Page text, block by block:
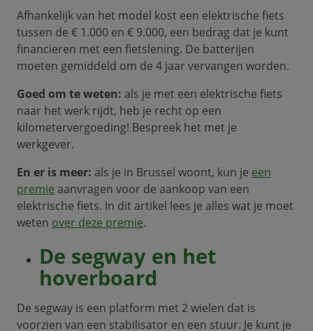
Afhankelijk van het model kost een elektrische fiets
tussen de € 1.000 en € 9.000, een bedrag dat je kunt
financieren met een fietslening. De batterijen
moeten gemiddeld om de 4 jaar vervangen worden.
Goed om te weten: als je met een elektrische fiets
naar het werk rijdt, heb je recht op een
kilometervergoeding! Bespreek het met je
werkgever.
En er is meer: als je in Brussel woont, kun je een
premie aanvragen voor de aankoop van een
elektrische fiets. In dit artikel lees je alles wat je moet
weten over deze premie.
De segway en het
hoverboard
De segway is een platform met 2 wielen dat is
voorzien van een stabilisator en een stuur. Je kunt je